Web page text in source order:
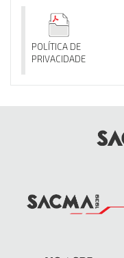
POLÍTICA DE
PRIVACIDADE